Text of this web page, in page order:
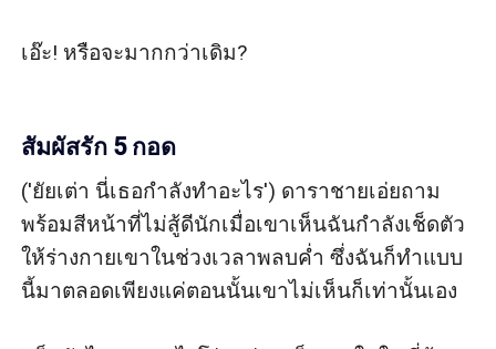
เอ๊ะ! หรือจะมากกว่าเดิม?
สัมผัสรัก 5 กอด
('ยัยเต่า นี่เธอกำลังทำอะไร') ดาราชายเอ่ยถาม
พร้อมสีหน้าที่ไม่สู้ดีนักเมื่อเขาเห็นฉันกำลังเช็ดตัว
ให้ร่างกายเขาในช่วงเวลาพลบค่ำ ซึ่งฉันก็ทำแบบ
นี้มาตลอดเพียงแค่ตอนนั้นเขาไม่เห็นก็เท่านั้นเอง